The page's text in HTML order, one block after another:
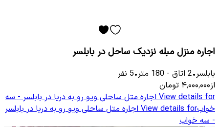
اجاره منزل مبله نزدیک ساحل در بابلسر
بابلسر•
2 اتاق -
180 متر•
5 نفر
از۴٬۰۰۰٬۰۰۰ تومان
View details for اجاره متل ساحلی ویو رو به دریا در بابلسر - سه
خوابView details for اجاره متل ساحلی ویو رو به دریا در بابلسر
- سه خواب